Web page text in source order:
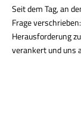
Seit dem Tag, an
Frage
Herausforderung
verankert und uns